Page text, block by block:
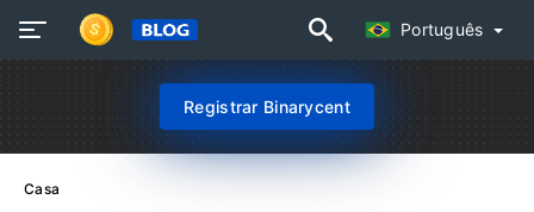
Português
Registrar Binarycent
Casa